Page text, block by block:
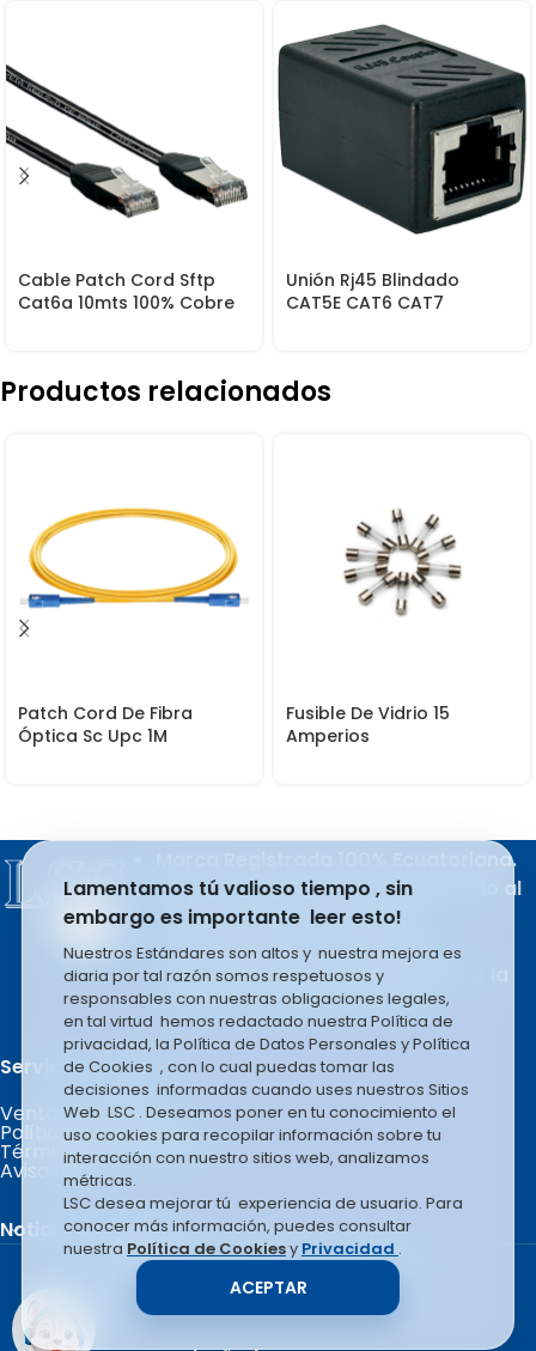
Cable Patch Cord Sftp
Cat6a 10mts 100% Cobre
Unión Rj45 Blindado
CAT5E CAT6 CAT7
Productos relacionados
Patch Cord De Fibra
Óptica Sc Upc 1M
Fusible De Vidrio 15
Amperios
Marca Registrada 100% Ecuatoriana.
Producto del esfuerzo apasionado al
trabajo de sus integrantes.
LSC COMPANY S.A se rige en la
filosofía basada en el liderazgo y la
mejora constante e infinita.
Servicio al Cliente.
Ventas por Mayor
Políticas de Garantía
Términos y Condiciones
Aviso Legal
Noticias Recientes
Copyright © 2026 LSC COMPANY.
Todos los derechos reservados.
Lamentamos tú valioso tiempo , sin
embargo es importante leer esto!
Nuestros Estándares son altos y nuestra mejora es
diaria por tal razón somos respetuosos y
responsables con nuestras obligaciones legales,
en tal virtud hemos redactado nuestra Política de
privacidad, la Política de Datos Personales y Política
de Cookies , con lo cual puedas tomar las
decisiones informadas cuando uses nuestros Sitios
Web LSC . Deseamos poner en tu conocimiento el
uso cookies para recopilar información sobre tu
interacción con nuestro sitios web, analizamos
métricas.
LSC desea mejorar tú experiencia de usuario. Para
conocer más información, puedes consultar
nuestra Política de Cookiesy Privacidad .
ACEPTAR